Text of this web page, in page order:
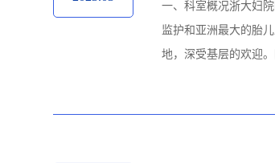
一、科室概况浙大妇
监护和亚洲最大的胎
地，深受基层的欢迎